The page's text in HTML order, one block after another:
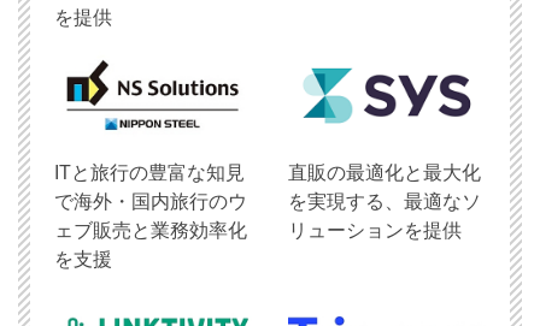
を提供
ITと旅行の豊富な知見
で海外・国内旅行のウ
ェブ販売と業務効率化
を支援
直販の最適化と最大化
を実現する、最適なソ
リューションを提供